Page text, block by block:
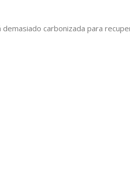
carbonizada para